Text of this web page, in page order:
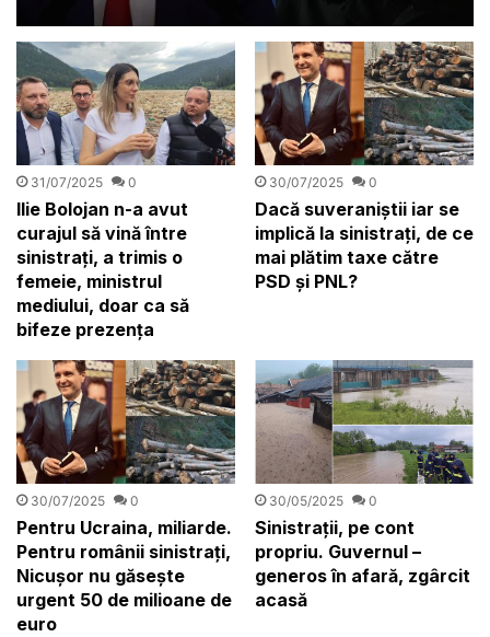
sinistrații din Broșteni
31/07/2025 0
Ilie Bolojan n-a avut
curajul să vină între
sinistrați, a trimis o
femeie, ministrul
mediului, doar ca să
bifeze prezența
30/07/2025 0
Dacă suveraniștii iar se
implică la sinistrați, de ce
mai plătim taxe către
PSD și PNL?
30/07/2025 0
Pentru Ucraina, miliarde.
Pentru românii sinistrați,
Nicușor nu găsește
urgent 50 de milioane de
euro
30/05/2025 0
Sinistrații, pe cont
propriu. Guvernul –
generos în afară, zgârcit
acasă